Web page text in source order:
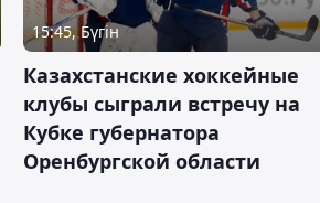
15:45, Бүгін
Казахстанские хоккейные
клубы сыграли встречу на
Кубке губернатора
Оренбургской области